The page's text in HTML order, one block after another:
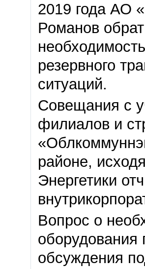
2019 года АО
Романов
резервного
ситуаций.
Совещания с
филиалов и
районе,
Энергетики
Вопрос о
оборудования
обсуждения